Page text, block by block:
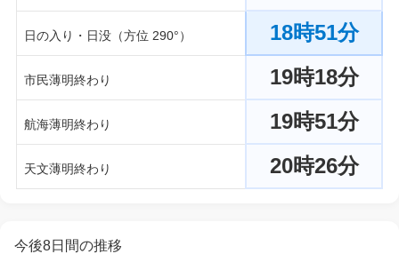
日の入り・日没（方位 290°） 18時51分
市民薄明終わり 19時18分
航海薄明終わり 19時51分
天文薄明終わり 20時26分
今後8日間の推移